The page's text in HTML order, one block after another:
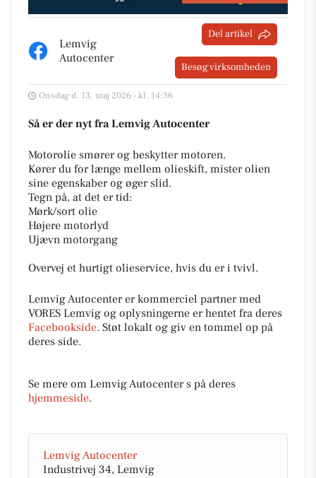
Lemvig
Autocenter
Del artikel
Besøg virksomheden
Onsdag d. 13. maj 2026 - kl. 14:36
Så er der nyt fra Lemvig Autocenter
Motorolie smører og beskytter motoren.
Kører du for længe mellem olieskift, mister olien
sine egenskaber og øger slid.
Tegn på, at det er tid:
Mørk/sort olie
Højere motorlyd
Ujævn motorgang
Overvej et hurtigt olieservice, hvis du er i tvivl.
Lemvig Autocenter er kommerciel partner med
VORES Lemvig og oplysningerne er hentet fra deres
Facebookside. Støt lokalt og giv en tommel op på
deres side.
Se mere om Lemvig Autocenter s på deres
hjemmeside.
Lemvig Autocenter
Industrivej 34, Lemvig